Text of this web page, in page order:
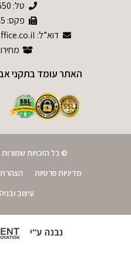
טל:
פקס: 03-6810945
דוא”ל: info@ergonomicoffice.co.il
האתר עומד בתקני
© כל הזכויות שמורות
מדיניות פרטיות
הצהרת
עיצוב ובניה NDESIGN